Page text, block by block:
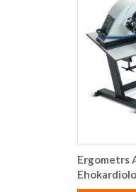
Ergometrs